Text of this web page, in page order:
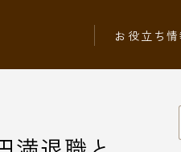
お役立ち情